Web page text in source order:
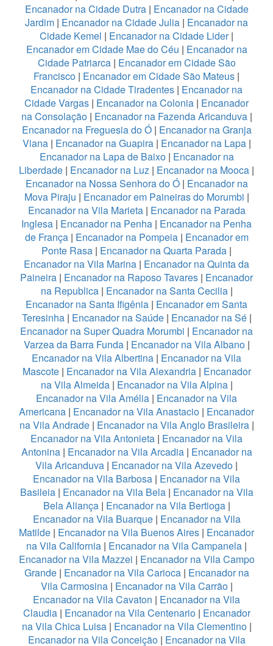
Encanador na Cidade Dutra | Encanador na Cidade
Jardim | Encanador na Cidade Julia | Encanador na
Cidade Kemel | Encanador na Cidade Lider|
Encanador em Cidade Mae do Céu | Encanador na
Cidade Patriarca| Encanador em Cidade São
Francisco | Encanador em Cidade São Mateus |
Encanador na Cidade Tiradentes | Encanador na
Cidade Vargas | Encanador na Colonia | Encanador
na Consolação | Encanador na Fazenda Aricanduva|
Encanador na Freguesia do Ó| Encanador na Granja
Viana| Encanador na Guapira| Encanador na Lapa|
Encanador na Lapa de Baixo | Encanador na
Liberdade | Encanador na Luz | Encanador na Mooca |
Encanador na Nossa Senhora do Ó| Encanador na
Mova Piraju | Encanador em Paineiras do Morumbi |
Encanador na Vila Marieta| Encanador na Parada
Inglesa | Encanador na Penha | Encanador na Penha
de França | Encanador na Pompeia| Encanador em
Ponte Rasa | Encanador na Quarta Parada |
Encanador na Vila Marina | Encanador na Quinta da
Paineira | Encanador na Raposo Tavares | Encanador
na Republica| Encanador na Santa Cecilia|
Encanador na Santa Ifigênia | Encanador em Santa
Teresinha| Encanador na Saúde| Encanador na Sé|
Encanador na Super Quadra Morumbi | Encanador na
Varzea da Barra Funda| Encanador na Vila Albano|
Encanador na Vila Albertina | Encanador na Vila
Mascote| Encanador na Vila Alexandria| Encanador
na Vila Almeida | Encanador na Vila Alpina |
Encanador na Vila Amélia | Encanador na Vila
Americana | Encanador na Vila Anastacio | Encanador
na Vila Andrade| Encanador na Vila Anglo Brasileira|
Encanador na Vila Antonieta | Encanador na Vila
Antonina| Encanador na Vila Arcadia | Encanador na
Vila Aricanduva | Encanador na Vila Azevedo |
Encanador na Vila Barbosa | Encanador na Vila
Basileia| Encanador na Vila Bela| Encanador na Vila
Bela Aliança| Encanador na Vila Bertioga|
Encanador na Vila Buarque| Encanador na Vila
Matilde | Encanador na Vila Buenos Aires | Encanador
na Vila California | Encanador na Vila Campanela |
Encanador na Vila Mazzei | Encanador na Vila Campo
Grande| Encanador na Vila Carioca| Encanador na
Vila Carmosina| Encanador na Vila Carrão|
Encanador na Vila Cavaton | Encanador na Vila
Claudia| Encanador na Vila Centenario| Encanador
na Vila Chica Luisa | Encanador na Vila Clementino|
Encanador na Vila Conceição| Encanador na Vila